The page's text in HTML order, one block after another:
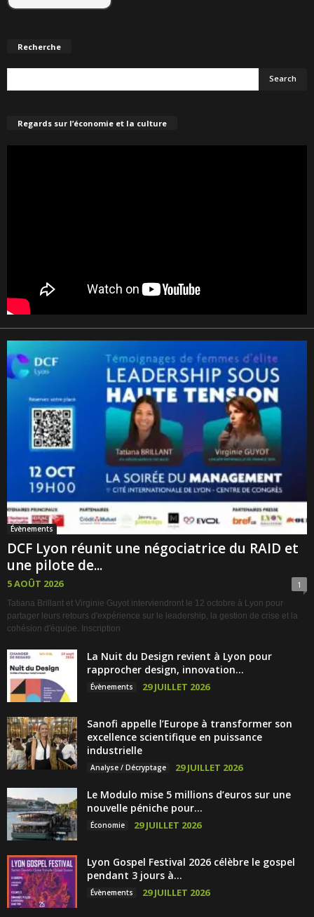
Recherche
Regards sur l’économie et la culture
Évènements
DCF Lyon réunit une négociatrice du RAID et
une pilote de...
5 AOÛT 2026 1
Tatiana Brillant et Virginie Guyot interviendront le 12 octobre à Lyon pour
partager leurs retours d'expérience sur le leadership, la gestion de crise et la
cohésion d'équipe. Inscription
La Nuit du Design revient à Lyon pour
rapprocher design, innovation...
Évènements 29 JUILLET 2026
Sanofi appelle l’Europe à transformer son
excellence scientifique en puissance
industrielle
Analyse / Décryptage 29 JUILLET 2026
Le Modulo mise 5 millions d’euros sur une
nouvelle péniche pour...
Économie 29 JUILLET 2026
Lyon Gospel Festival 2026 célèbre le gospel
pendant 3 jours à...
Évènements 29 JUILLET 2026